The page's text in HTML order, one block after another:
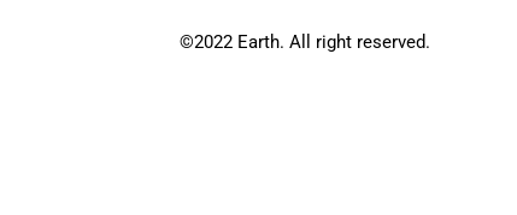
©2022 Earth. All right reserved.